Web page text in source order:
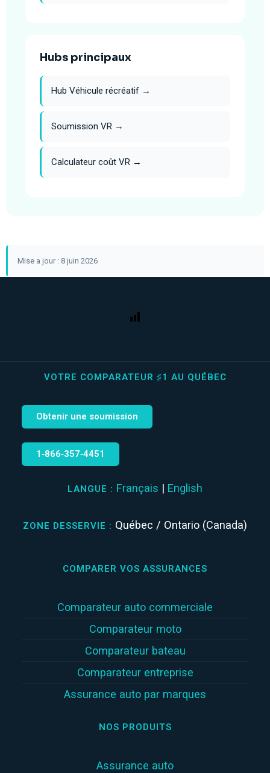
Hubs principaux
Hub Véhicule récréatif →
Soumission VR →
Calculateur coût VR →
Mise a jour : 8 juin 2026
VOTRE COMPARATEUR ♯1 AU QUÉBEC
Obtenir une soumission
1‑866‑357‑4451
LANGUE : Français | English
ZONE DESSERVIE : Québec / Ontario (Canada)
COMPARER VOS ASSURANCES
Comparateur auto commerciale
Comparateur moto
Comparateur bateau
Comparateur entreprise
Assurance auto par marques
NOS PRODUITS
Assurance auto